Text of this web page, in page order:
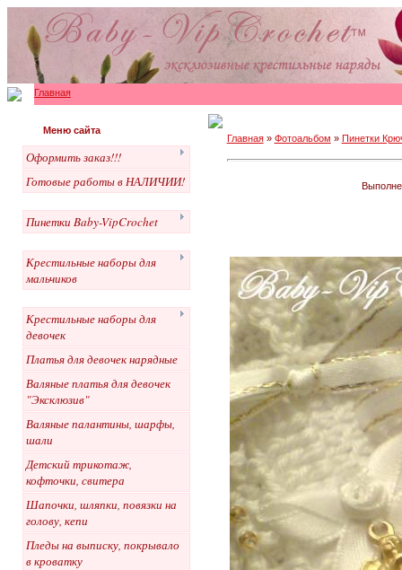
Главная
Меню сайта
Оформить заказ!!!
Готовые работы в НАЛИЧИИ!
Пинетки Baby-VipCrochet
Крестильные наборы для
мальчиков
Крестильные наборы для
девочек
Платья для девочек нарядные
Валяные платья для девочек
"Эксклюзив"
Валяные палантины, шарфы,
шали
Детский трикотаж,
кофточки, свитера
Шапочки, шляпки, повязки на
голову, кепи
Пледы на выписку, покрывало
в кроватку
Главная» Фотоальбом » Пинетки